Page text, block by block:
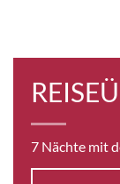
7 Nächte mit